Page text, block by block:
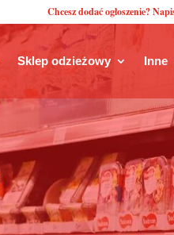
Chcesz dodać ogłoszenie?
Sklep odzieżowy Inne